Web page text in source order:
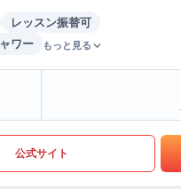
レッスン振替可
ワー もっと見る
公式サイト